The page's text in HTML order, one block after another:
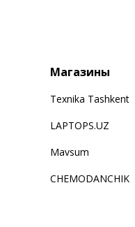
Магазины
Texnika Tashkent
LAPTOPS.UZ
Mavsum
CHEMODANCHIK